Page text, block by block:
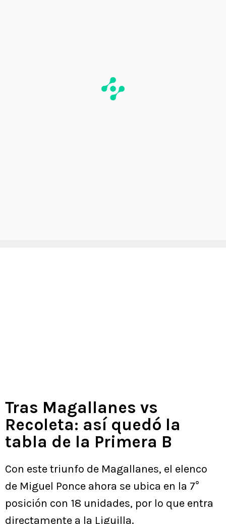
Tras Magallanes vs
Recoleta: así quedó la
tabla de la Primera B
Con este triunfo de Magallanes, el elenco
de Miguel Ponce ahora se ubica en la 7°
posición con 18 unidades, por lo que entra
directamente a la Liguilla.